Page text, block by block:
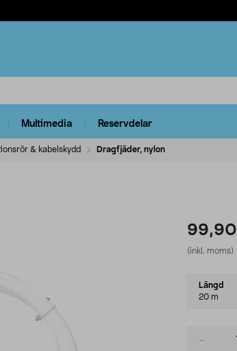
Multimedia Reservdelar
& kabelskydd Dragfjäder, nylon
99,90
(inkl. moms)
Select
variant
Längd
20 m